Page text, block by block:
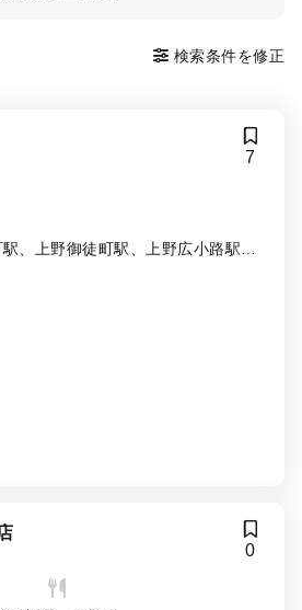
検索条件を修正
7
、上野御徒町駅、上野広小路駅、
駅
0